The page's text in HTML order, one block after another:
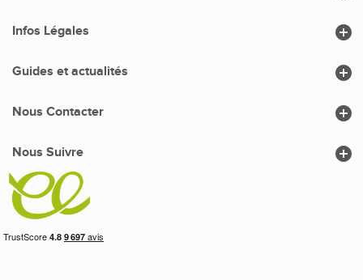
Nous Contacter 
Nous Suivre 
Infos Légales 
Guides et actualités 